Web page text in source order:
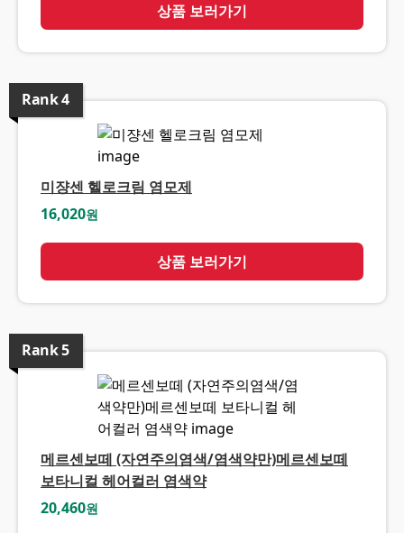
상품 보러가기
Rank4
미쟝센 헬로크림 염모제
16,020원
상품 보러가기
Rank5
메르센보떼 (자연주의염색/염색약만)메르센보떼
보타니컬 헤어컬러 염색약
20,460원